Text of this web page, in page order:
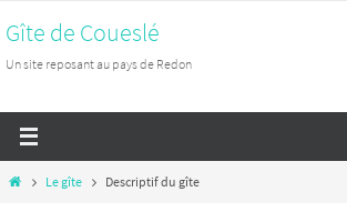
vers
le
Gîte de Coueslé
Un site reposant au pays de Redon
HomeLe gîte Descriptif du gîte